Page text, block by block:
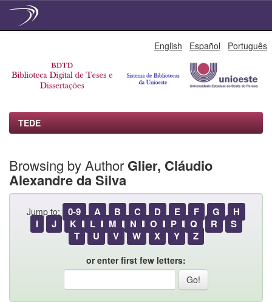
English Español Português
TEDE
Browsing by Author Glier, Cláudio
Alexandre da Silva
Jump to: 0-9 A B C D E F G
H
I
J K L M N O P Q R
S
T
U V W X Y Z
or enter first few letters: